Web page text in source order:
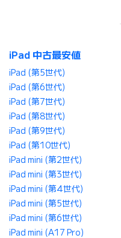
iPad 中古最安値
iPad (第5世代)
iPad (第6世代)
iPad (第7世代)
iPad (第8世代)
iPad (第9世代)
iPad (第10世代)
iPad mini (第2世代)
iPad mini (第3世代)
iPad mini (第4世代)
iPad mini (第5世代)
iPad mini (第6世代)
iPad mini (A17 Pro)